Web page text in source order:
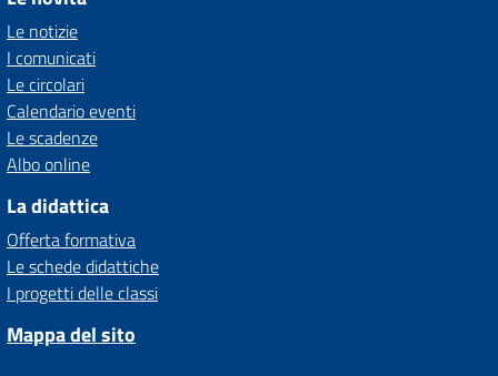
Le notizie
I comunicati
Le circolari
Calendario eventi
Le scadenze
Albo online
La didattica
Offerta formativa
Le schede didattiche
I progetti delle classi
Mappa del sito